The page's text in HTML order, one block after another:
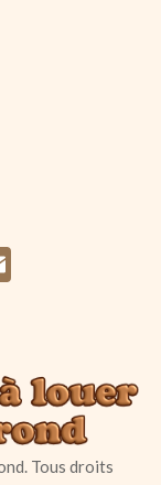
Tous droits